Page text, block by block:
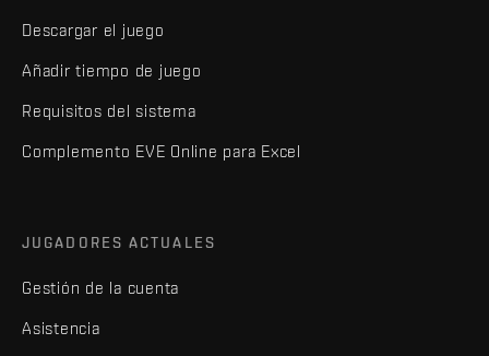
Descargar el juego
Añadir tiempo de juego
Requisitos del sistema
Complemento EVE Online para Excel
JUGADORES ACTUALES
Gestión de la cuenta
Asistencia